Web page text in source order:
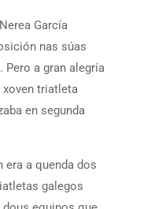
García
nas súas
Pero a gran alegría
xoven triatleta
en segunda
era a quenda dos
galegos